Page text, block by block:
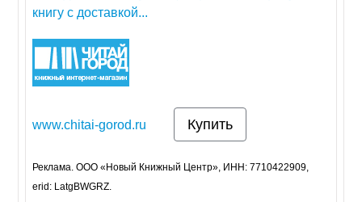
книгу с доставкой...
www.chitai-gorod.ru Купить
Реклама. ООО «Новый Книжный Центр», ИНН: 7710422909,
erid: LatgBWGRZ.